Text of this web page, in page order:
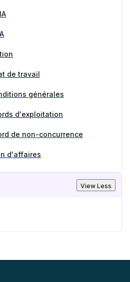
de travail
générales
d'exploitation
de non-concurrence
d'affaires
View Less